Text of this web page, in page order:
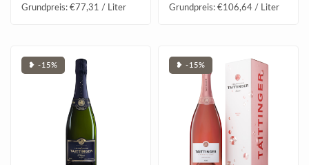
Grundpreis: €77,31 / Liter
elegan..
Grundpreis: €106,64 / Liter
❥ -15% ❥ -15%